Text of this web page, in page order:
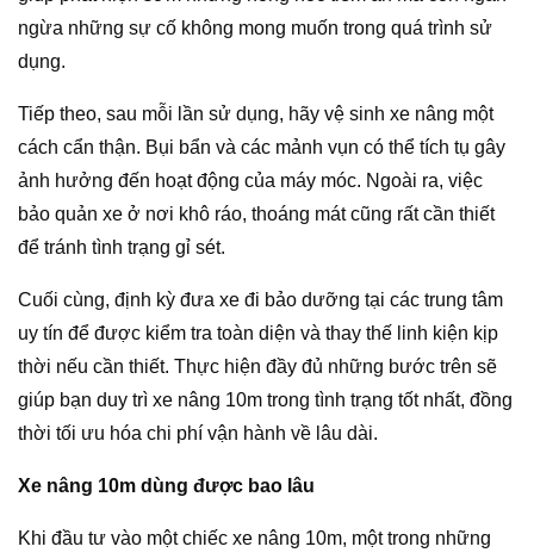
ngừa những sự cố không mong muốn trong quá trình sử
dụng.
Tiếp theo, sau mỗi lần sử dụng, hãy vệ sinh xe nâng một
cách cẩn thận. Bụi bẩn và các mảnh vụn có thể tích tụ gây
ảnh hưởng đến hoạt động của máy móc. Ngoài ra, việc
bảo quản xe ở nơi khô ráo, thoáng mát cũng rất cần thiết
để tránh tình trạng gỉ sét.
Cuối cùng, định kỳ đưa xe đi bảo dưỡng tại các trung tâm
uy tín để được kiểm tra toàn diện và thay thế linh kiện kịp
thời nếu cần thiết. Thực hiện đầy đủ những bước trên sẽ
giúp bạn duy trì xe nâng 10m trong tình trạng tốt nhất, đồng
thời tối ưu hóa chi phí vận hành về lâu dài.
Xe nâng 10m dùng được bao lâu
Khi đầu tư vào một chiếc xe nâng 10m, một trong những